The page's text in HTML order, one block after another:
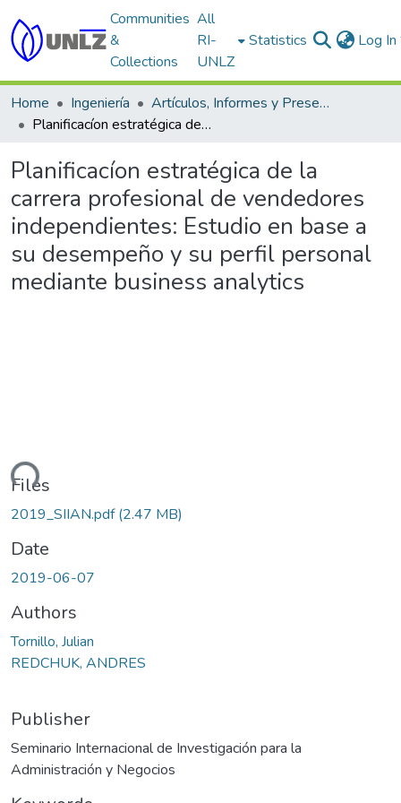
Communities
&
Collections
All
RI-
UNLZ
Statistics Log In
Home Ingeniería
Artículos, Informes y Presentaciones en Congresos
Planificacíon estratégica de la carrera profesional de vendedores independientes: Estudio en base a su desempeño y su perfil personal mediante business analytics
Planificacíon estratégica de la
carrera profesional de vendedores
independientes: Estudio en base a
su desempeño y su perfil personal
mediante business analytics
Files
2019_SIIAN.pdf(2.47 MB)
Date
2019-06-07
Authors
Tornillo, Julian
REDCHUK, ANDRES
Publisher
Seminario Internacional de Investigación para la
Administración y Negocios